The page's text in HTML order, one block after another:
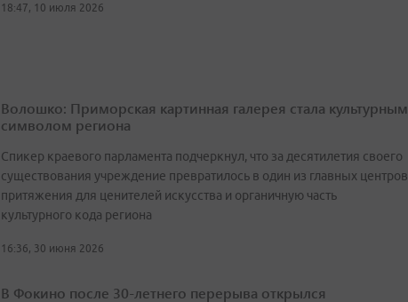
18:47, 10 июля 2026
Волошко: Приморская картинная галерея стала культурным
символом региона
Спикер краевого парламента подчеркнул, что за десятилетия своего
существования учреждение превратилось в один из главных центров
притяжения для ценителей искусства и органичную часть
культурного кода региона
16:36, 30 июня 2026
В Фокино после 30-летнего перерыва открылся